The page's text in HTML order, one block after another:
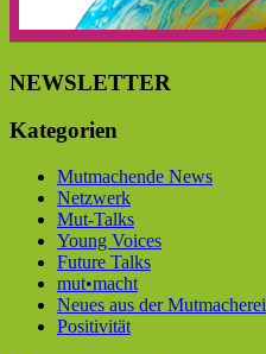
NEWSLETTER
Kategorien
Mutmachende News
Netzwerk
Mut-Talks
Young Voices
Future Talks
mut•macht
Neues aus der Mutmacherei
Positivität